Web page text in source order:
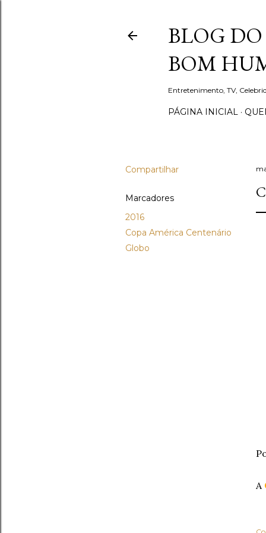
BLOG
BOM
Entretenimento, TV,
PÁGINA INICIAL
Compartilhar
Marcadores
2016
Copa América Centenário
Globo
A